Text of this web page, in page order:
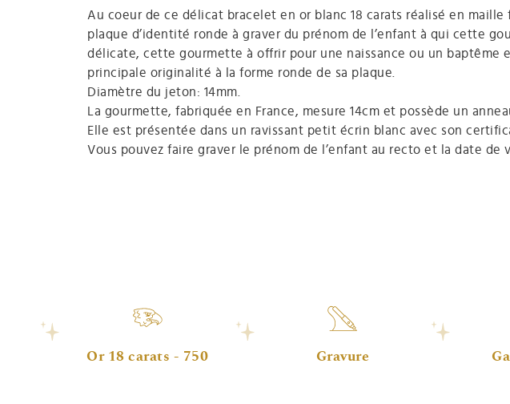
Au coeur de ce délicat bracelet en or blanc 18 carats réalisé en
plaque d’identité ronde à graver du prénom de l’enfant à qui cette
délicate, cette gourmette à offrir pour une naissance ou un baptême
principale originalité à la forme ronde de sa plaque.
Diamètre du jeton: 14mm.
La gourmette, fabriquée en France, mesure 14cm et possède un
Elle est présentée dans un ravissant petit écrin blanc avec son
Vous pouvez faire graver le prénom de l’enfant au recto et la date de
Or 18 carats - 750 Gravure